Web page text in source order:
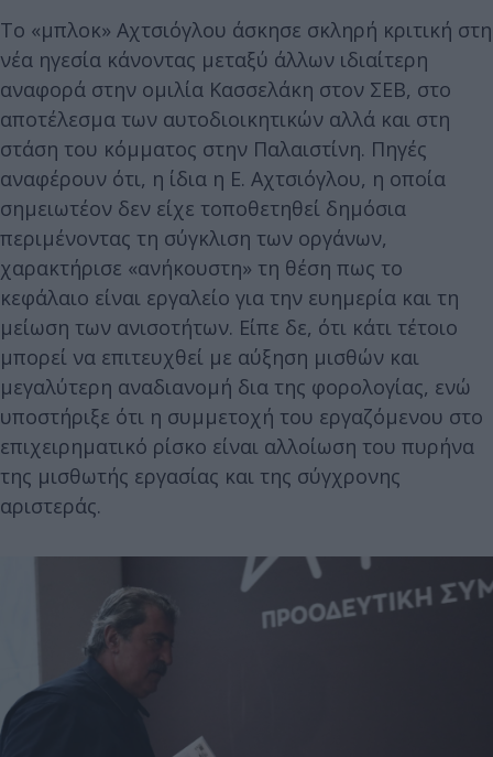
Το «μπλοκ» Αχτσιόγλου άσκησε σκληρή κριτική στη
νέα ηγεσία κάνοντας μεταξύ άλλων ιδιαίτερη
αναφορά στην ομιλία Κασσελάκη στον ΣΕΒ, στο
αποτέλεσμα των αυτοδιοικητικών αλλά και στη
στάση του κόμματος στην Παλαιστίνη. Πηγές
αναφέρουν ότι, η ίδια η Ε. Αχτσιόγλου, η οποία
σημειωτέον δεν είχε τοποθετηθεί δημόσια
περιμένοντας τη σύγκλιση των οργάνων,
χαρακτήρισε «ανήκουστη» τη θέση πως το
κεφάλαιο είναι εργαλείο για την ευημερία και τη
μείωση των ανισοτήτων. Είπε δε, ότι κάτι τέτοιο
μπορεί να επιτευχθεί με αύξηση μισθών και
μεγαλύτερη αναδιανομή δια της φορολογίας, ενώ
υποστήριξε ότι η συμμετοχή του εργαζόμενου στο
επιχειρηματικό ρίσκο είναι αλλοίωση του πυρήνα
της μισθωτής εργασίας και της σύγχρονης
αριστεράς.